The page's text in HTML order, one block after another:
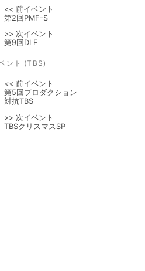
<< 前イベント
第2回PMF-S
>> 次イベント
第9回DLF
ント (TBS)
<< 前イベント
第5回プロダクション
対抗TBS
>> 次イベント
TBSクリスマスSP